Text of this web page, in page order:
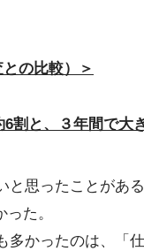
の比較）＞
割と、３年間で
思ったことがあ
た。
多かったのは、